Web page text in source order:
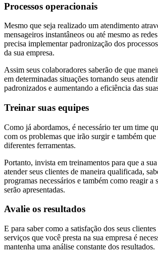
Processos operacionais
Mesmo que seja realizado um atendimento
mensageiros instantâneos ou até mesmo as
precisa implementar padronização dos
da sua empresa.
Assim seus colaboradores saberão de que
em determinadas situações tornando seus
padronizados e aumentando a eficiência das
Treinar suas equipes
Como já abordamos, é necessário ter um time
com os problemas que irão surgir e também que
diferentes ferramentas.
Portanto, invista em treinamentos para que a
atender seus clientes de maneira qualificada,
programas necessários e também como reagir a
serão apresentadas.
Avalie os resultados
E para saber como a satisfação dos seus
serviços que você presta na sua empresa é
mantenha uma análise constante dos resultados.